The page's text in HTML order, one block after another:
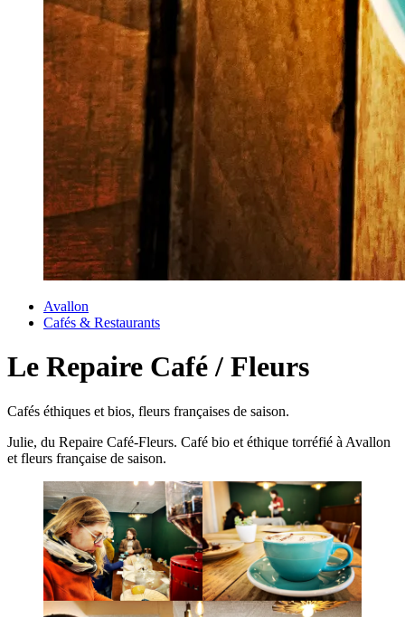
Avallon
Cafés & Restaurants
Le Repaire Café / Fleurs
Cafés éthiques et bios, fleurs françaises de saison.
Julie, du Repaire Café-Fleurs. Café bio et éthique torréfié à Avallon
et fleurs française de saison.